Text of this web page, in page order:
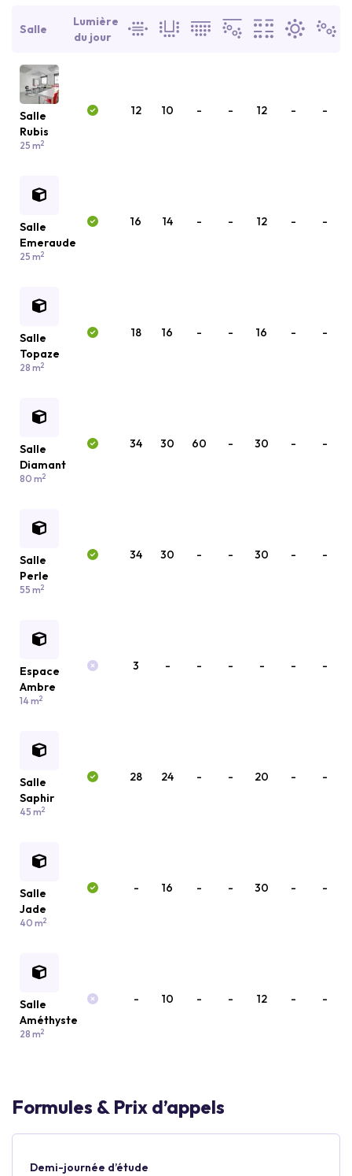
Salle
Lumière
du jour
Salle
Rubis
25 m2
12 10 - - 12 - -
Salle
Emeraude
25 m2
16 14 - - 12 - -
Salle
Topaze
28 m2
18 16 - - 16 - -
Salle
Diamant
80 m2
34 30 60 - 30 - -
Salle
Perle
55 m2
34 30 - - 30 - -
Espace
Ambre
14 m2
3 - - - - - -
Salle
Saphir
45 m2
28 24 - - 20 - -
Salle
Jade
40 m2
- 16 - - 30 - -
Salle
Améthyste
28 m2
- 10 - - 12 - -
Formules & Prix d’appels
Demi-journée d’étude